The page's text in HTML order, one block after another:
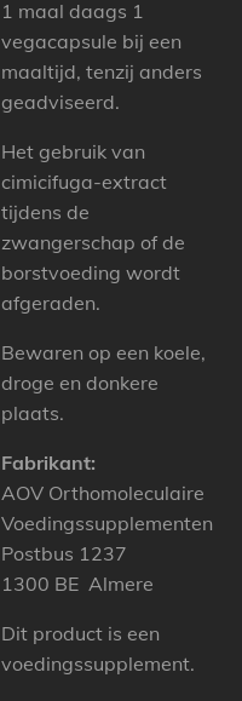
1 maal daags 1
vegacapsule bij een
maaltijd, tenzij anders
geadviseerd.
Het gebruik van
cimicifuga-extract
tijdens de
zwangerschap of de
borstvoeding wordt
afgeraden.
Bewaren op een koele,
droge en donkere
plaats.
Fabrikant:
AOV Orthomoleculaire
Voedingssupplementen
Postbus 1237
1300 BE Almere
Dit product is een
voedingssupplement.